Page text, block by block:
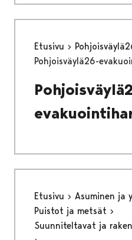
Etusivu
Pohjoisväylä26-
Etusivu
Asuminen ja
Puistot ja metsät
Suunniteltavat ja